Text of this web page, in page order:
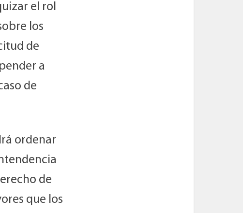
el rol
los
de
a
de
ordenar
de
que los